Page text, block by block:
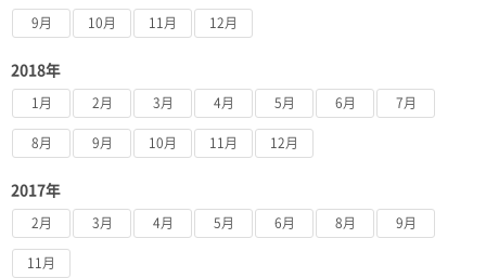
9月 10月 11月 12月
2018年
1月 2月 3月 4月 5月 6月 7月
8月 9月 10月 11月 12月
2017年
2月 3月 4月 5月 6月 8月 9月
11月